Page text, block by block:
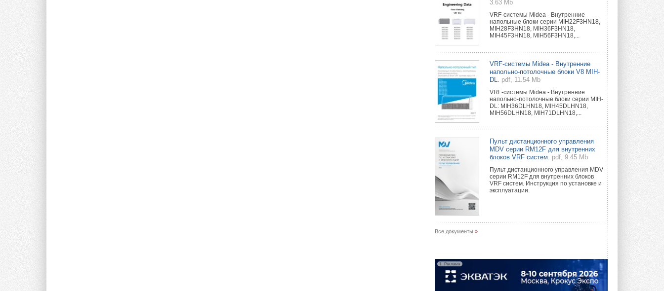
3.63 Mb
VRF-системы Midea - Внутренние
напольные блоки серии MIH22F3HN18,
MIH28F3HN18, MIH36F3HN18,
MIH45F3HN18, MIH56F3HN18,...
VRF-системы Midea - Внутренние
напольно-потолочные блоки V8 MIH-
DL.
pdf, 11.54 Mb
VRF-системы Midea - Внутренние
напольно-потолочные блоки серии MIH-
DL: MIH36DLHN18, MIH45DLHN18,
MIH56DLHN18, MIH71DLHN18,...
Пульт дистанционного управления
MDV серии RM12F для внутренних
блоков VRF систем.
pdf, 9.45 Mb
Пульт дистанционного управления MDV
серии RM12F для внутренних блоков
VRF систем. Инструкция по установке и
эксплуатации.
Все документы »
Реклама